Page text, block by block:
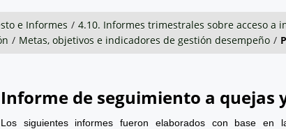
e Informes / 4.10. Informes trimestrales sobre acceso a
/ Metas, objetivos e indicadores de gestión desempeño /
Informe de seguimiento a quejas
Los siguientes informes fueron elaborados con base